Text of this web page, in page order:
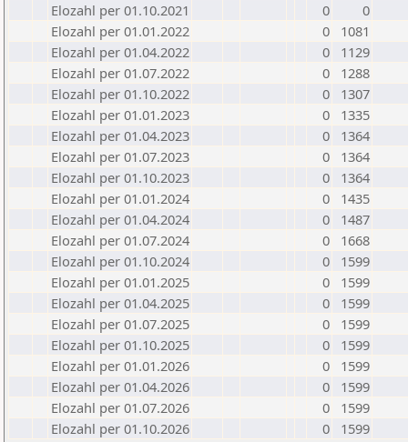
Elozahl per 01.10.2021
0
0
Elozahl per 01.01.2022
0
1081
Elozahl per 01.04.2022
0
1129
Elozahl per 01.07.2022
0
1288
Elozahl per 01.10.2022
0
1307
Elozahl per 01.01.2023
0
1335
Elozahl per 01.04.2023
0
1364
Elozahl per 01.07.2023
0
1364
Elozahl per 01.10.2023
0
1364
Elozahl per 01.01.2024
0
1435
Elozahl per 01.04.2024
0
1487
Elozahl per 01.07.2024
0
1668
Elozahl per 01.10.2024
0
1599
Elozahl per 01.01.2025
0
1599
Elozahl per 01.04.2025
0
1599
Elozahl per 01.07.2025
0
1599
Elozahl per 01.10.2025
0
1599
Elozahl per 01.01.2026
0
1599
Elozahl per 01.04.2026
0
1599
Elozahl per 01.07.2026
0
1599
Elozahl per 01.10.2026
0 1599